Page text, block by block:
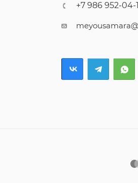
+7 986 952-04-